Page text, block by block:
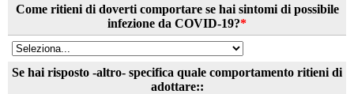
Come ritieni di doverti comportare se hai sintomi di possibile
infezione da COVID-19?*
Se hai risposto -altro- specifica quale comportamento ritieni di
adottare::